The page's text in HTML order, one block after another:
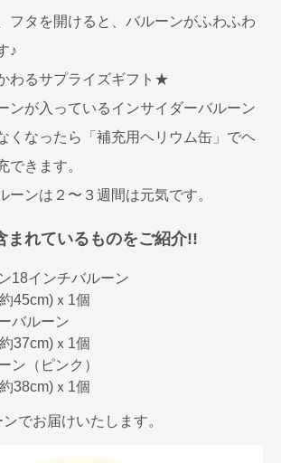
フタを開けると、バルーンがふわふわ
♪
わるサプライズギフト★
ンが入っているインサイダーバルーン
くなったら「補充用ヘリウム缶」でヘ
できます。
ーンは２〜３週間は元気です。
まれているものをご紹介!!
18インチバルーン
45cm)ｘ1個
バルーン
37cm)ｘ1個
ン（ピンク）
38cm)ｘ1個
でお届けいたします。